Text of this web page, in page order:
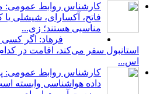
کارشناس روابط عمومی:
فاتح، آکسارای، شیشلی یا
مناسبی هستند؛ زی...
فرهاد: اگر کسی
استانبول سفر می‌کند، اقامت در
اس...
کارشناس روابط عمومی:
داده هواشناسی وابسته